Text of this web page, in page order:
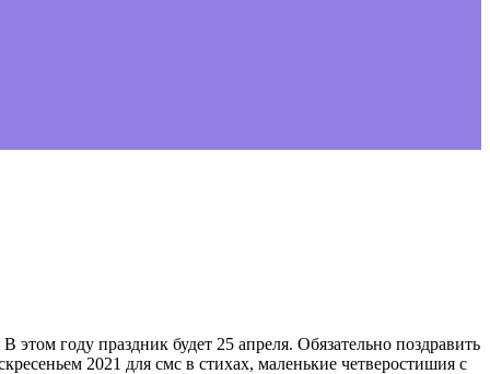
году праздник будет 25 апреля. Обязательно поздравить
2021 для смс в стихах, маленькие четверостишия с